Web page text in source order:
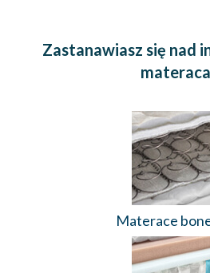
Zastanawiasz się nad
Materace